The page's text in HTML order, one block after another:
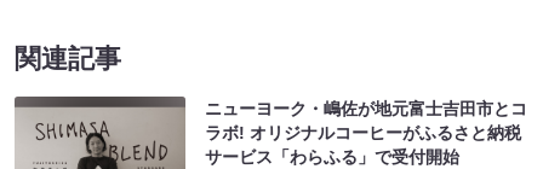
関連記事
ニューヨーク・嶋佐が地元富士吉田市とコ
ラボ! オリジナルコーヒーがふるさと納税
サービス「わらふる」で受付開始